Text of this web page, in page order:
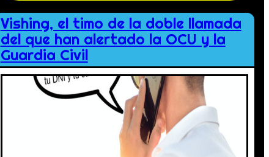
Vishing, el timo de la doble llamada
del que han alertado la OCU y la
Guardia Civil